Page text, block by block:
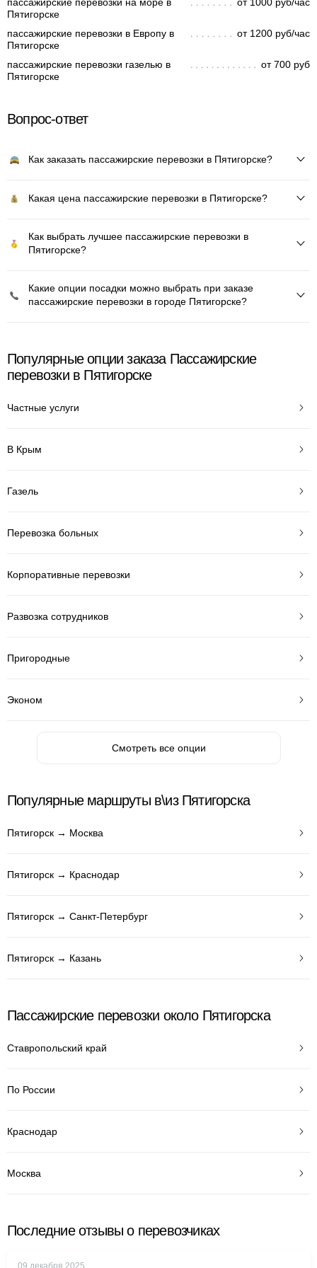
Пятигорске
пассажирские перевозки в Европу в
Пятигорске
от 1200 руб/час
пассажирские перевозки газелью в
Пятигорске
от 700 руб
Вопрос-ответ
Как заказать пассажирские перевозки в Пятигорске?
Какая цена пассажирские перевозки в Пятигорске?
Как выбрать лучшее пассажирские перевозки в
Пятигорске?
Какие опции посадки можно выбрать при заказе
пассажирские перевозки в городе Пятигорске?
Популярные опции заказа Пассажирские
перевозки в Пятигорске
Частные услуги
В Крым
Газель
Перевозка больных
Корпоративные перевозки
Развозка сотрудников
Пригородные
Эконом
Смотреть все опции
Популярные маршруты в\из Пятигорска
Пятигорск → Москва
Пятигорск → Краснодар
Пятигорск → Санкт-Петербург
Пятигорск → Казань
Пассажирские перевозки около Пятигорска
Ставропольский край
По России
Краснодар
Москва
Последние отзывы о перевозчиках
09 декабря 2025